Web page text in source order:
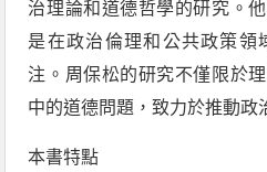
治理論和道德哲學的研究。
是在政治倫理和公共政策領
注。周保松的研究不僅限於
中的道德問題，致力於推動政
本書特點